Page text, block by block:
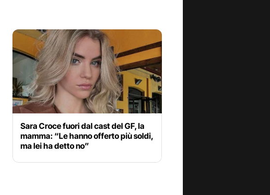
Sara Croce fuori dal cast del GF, la
mamma: “Le hanno offerto più soldi,
ma lei ha detto no”